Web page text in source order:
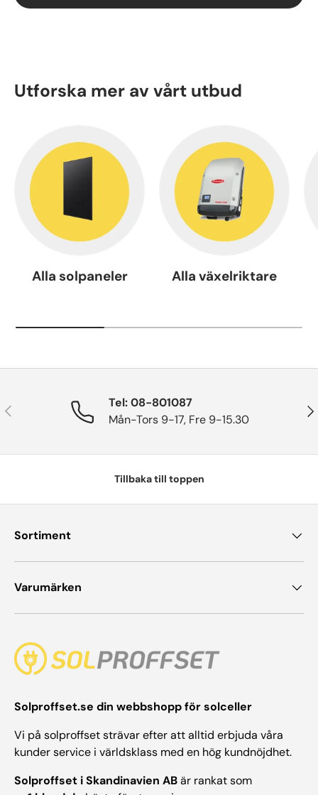
Utforska mer av vårt utbud
Alla solpaneler Alla växelriktare
Tidigare
Tel: 08-801087
Mån-Tors 9-17, Fre 9-15.30
Tillbaka till toppen
Sortiment
Varumärken
Solproffset.se din webbshopp för solceller
Vi på solproffset strävar efter att alltid erbjuda våra
kunder service i världsklass med en hög kundnöjdhet.
Solproffset i Skandinavien ABär rankat som